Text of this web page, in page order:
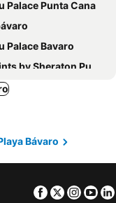
Palace Punta Cana
Palace Bavaro
by Sheraton Puntacana
Beach Village
Inn Bavaro
Hotel Punta Cana
Tides Punta Cana
Bávaro
Facebook
Twitter